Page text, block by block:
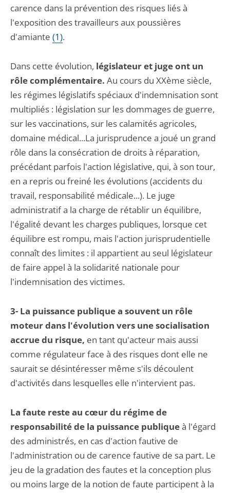
carence dans la prévention des risques liés à
l'exposition des travailleurs aux poussières
d'amiante (1).
Dans cette évolution, législateur et juge ont un
rôle complémentaire. Au cours du XXème siècle,
les régimes législatifs spéciaux d'indemnisation sont
multipliés : législation sur les dommages de guerre,
sur les vaccinations, sur les calamités agricoles,
domaine médical...La jurisprudence a joué un grand
rôle dans la consécration de droits à réparation,
précédant parfois l'action législative, qui, à son tour,
en a repris ou freiné les évolutions (accidents du
travail, responsabilité médicale...). Le juge
administratif a la charge de rétablir un équilibre,
l'égalité devant les charges publiques, lorsque cet
équilibre est rompu, mais l'action jurisprudentielle
connaît des limites : il appartient au seul législateur
de faire appel à la solidarité nationale pour
l'indemnisation des victimes.
3- La puissance publique a souvent un rôle
moteur dans l'évolution vers une socialisation
accrue du risque, en tant qu'acteur mais aussi
comme régulateur face à des risques dont elle ne
saurait se désintéresser même s'ils découlent
d'activités dans lesquelles elle n'intervient pas.
La faute reste au cœur du régime de
responsabilité de la puissance publiqueà l'égard
des administrés, en cas d'action fautive de
l'administration ou de carence fautive de sa part. Le
jeu de la gradation des fautes et la conception plus
ou moins large de la notion de faute participent à la